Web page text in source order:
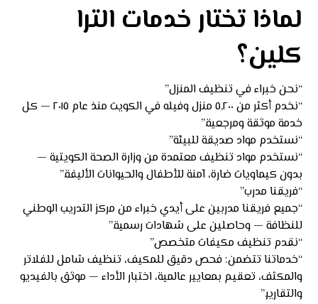
لماذا تختار خدمات الترا
كلين؟
“نحن خبراء في تنظيف المنزل”
“نخدم أكثر من ٥,٢٠٠ منزل وفيله في الكويت منذ عام ٢٠١٥ — كل
خدمة موثقة ومرجعية.”
“نستخدم مواد صديقة للبيئة”
“نستخدم مواد تنظيف معتمدة من وزارة الصحة الكويتية —
بدون كيماويات ضارة، آمنة للأطفال والحيوانات الأليفة.”
“فريقنا مدرب”
“جميع فريقنا مدربين على أيدي خبراء من مركز التدريب الوطني
للنظافة — وحاصلين على شهادات رسمية.”
“نقدم تنظيف مكيفات متخصص”
“خدماتنا تتضمن: فحص دقيق للمكيف، تنظيف شامل للفلاتر
والمكثف، تعقيم بمعايير عالمية، اختبار الأداء — موثق بالفيديو
والتقارير.”